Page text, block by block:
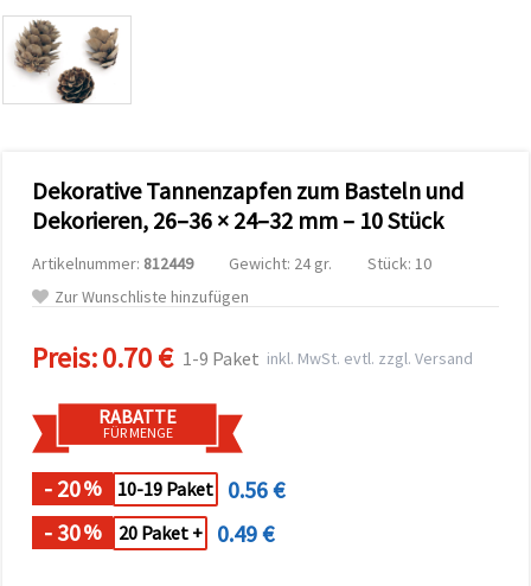
Datenverkehr
zu
analysieren
sowie
relevantere
Unterstützung
Partner für
und
Sie können
Cookies
akzeptieren,
oder Ihre
Auswahl in
individuell
festlegen.
Ihre
Einwilligung
Dekorative Tannenzapfen zum Basteln und
Dekorieren, 26–36 × 24–32 mm – 10 Stück
Artikelnummer: 812449 Gewicht: 24 gr.
Stück: 10
Zur Wunschliste hinzufügen
Preis:0.70 € 1-9 Paket inkl. MwSt. evtl. zzgl. Versand
RABATTE
FÜR MENGE
- 20% 10-19 Paket
0.56 €
- 30% 20 Paket + 0.49 €